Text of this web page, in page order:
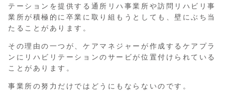
テーションを提供する通所リハ事業所や訪問リハビリ事
業所が積極的に卒業に取り組もうとしても、壁にぶち当
たることがあります。
その理由の一つが、ケアマネジャーが作成するケアプラ
ンにリハビリテーションのサービが位置付けられている
ことがあります。
事業所の努力だけではどうにもならないのです。